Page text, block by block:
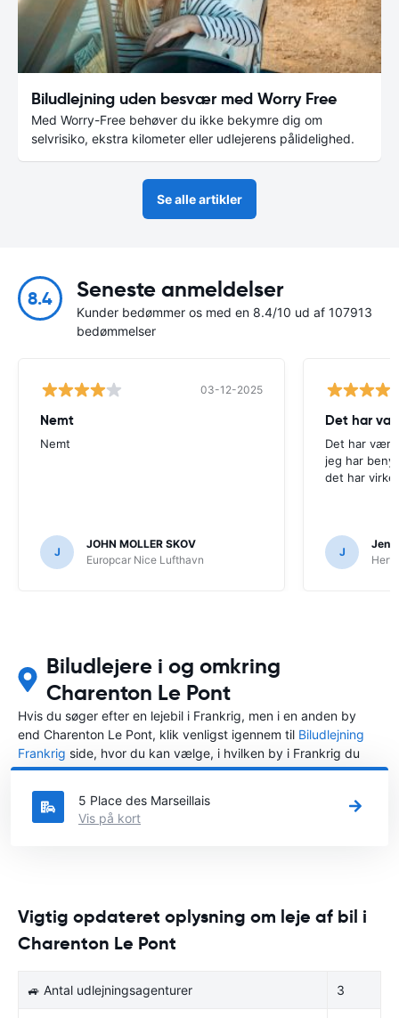
Biludlejning uden besvær med Worry Free
Med Worry-Free behøver du ikke bekymre dig om
selvrisiko, ekstra kilometer eller udlejerens pålidelighed.
Se alle artikler
8.4 Seneste anmeldelser
Kunder bedømmer os med en 8.4/10 ud af 107913
bedømmelser
03-12-2025
Nemt
Nemt
J
JOHN MOLLER SKOV
Europcar Nice Lufthavn
Det har
Det har
jeg har
det har
J
Jens
Biludlejere i og omkring
Charenton Le Pont
Hvis du søger efter en lejebil i Frankrig, men i en anden by
end Charenton Le Pont, klik venligst igennem til Biludlejning
Frankrig side, hvor du kan vælge, i hvilken by i Frankrig du
ønsker at leje en bil.
5 Place des Marseillais
Vis på kort
Vigtig opdateret oplysning om leje af bil i
Charenton Le Pont
🚙 Antal udlejningsagenturer 3